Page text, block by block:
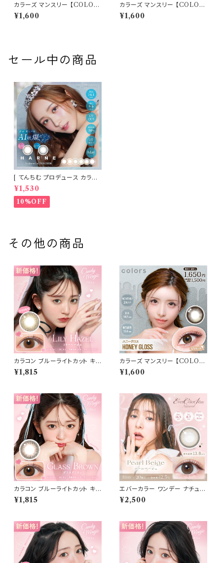
カラーズ マンスリー 【COLOR：
ヒビコ】 【1箱2枚入】【 一条響 イ
メージモデル 】 韓国系レンズ c
¥1,600
カラーズ マンスリー 【COLOR：
ココアヴェール】 【1箱2枚入】【
一条響 イメージモデル 】 韓国
¥1,600
セール中の商品
[ てんちむ プロデュース カラコ
ン ] HARNE (ハルネ) ワンデー
1day 10枚入り （当日発送） 1da
y
¥1,530
10%OFF
その他の商品
カラコン ブルーライトカット キャ
ンディーマジック ワンデー 【CO
LOR：リリーヘーゼル】1箱10枚
コン コンタクトレンズ
¥1,815
カラーズ マンスリー 【COLOR：
ハニーグロス】 【1箱2枚入】【 一
条響 イメージモデル 】 韓国系レ
¥1,600
カラコン ブルーライトカット キャ
ンディーマジック ワンデー 【CO
LOR：グラスブラウン】1箱10枚
コン コンタクトレンズ
¥1,815
エバーカラー ワンデー ナチュラ
ル【パールベージュ】1箱20枚 1
4.5mm 度なし 度あり カラーコ
¥2,500